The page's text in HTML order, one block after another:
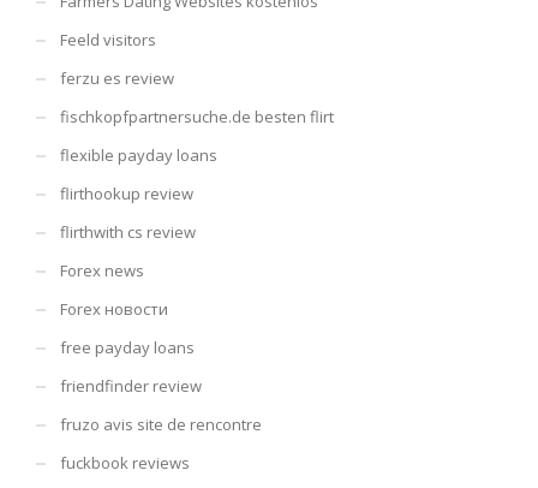
Feeld visitors
ferzu es review
fischkopfpartnersuche.de besten flirt
flexible payday loans
flirthookup review
flirthwith cs review
Forex news
Forex новости
free payday loans
friendfinder review
fruzo avis site de rencontre
fuckbook reviews